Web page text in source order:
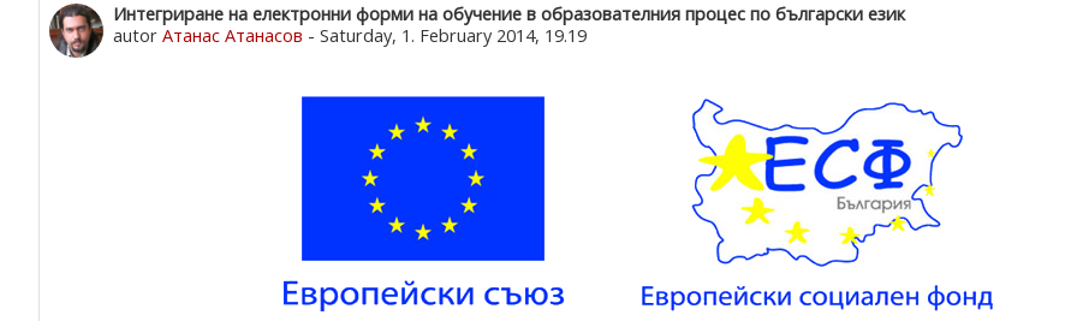
Интегриране на електронни форми на обучение в образователния процес по български език
autor Атанас Атанасов - Saturday, 1. February 2014, 19.19
Počet odpovědí: 0